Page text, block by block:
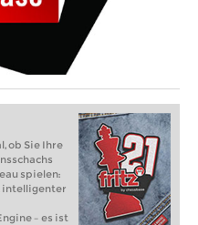
ob Sie Ihre
spielen:
intelligenter
– es ist